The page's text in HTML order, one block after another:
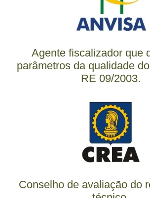
Agente fiscalizador que
parâmetros da qualidade
RE 09/2003.
Conselho de avaliação do